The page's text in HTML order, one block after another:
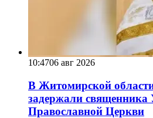
10:4706 авг 2026
В Житомирской
задержали священника
Православной Церкви